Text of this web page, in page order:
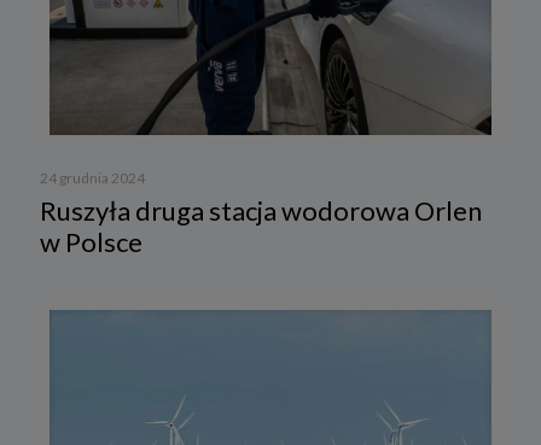
24 grudnia 2024
Ruszyła druga stacja wodorowa Orlen
w Polsce